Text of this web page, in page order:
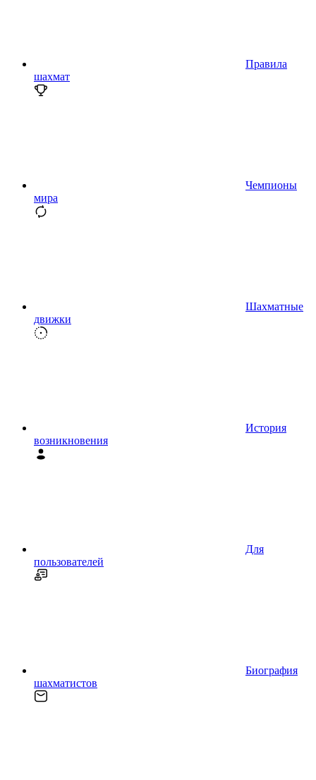
Правила
шахмат
Чемпионы
мира
Шахматные
движки
История
возникновения
Для
пользователей
Биография
шахматистов